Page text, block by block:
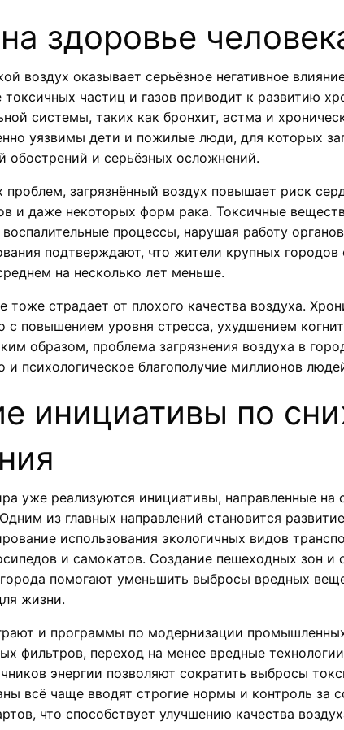
здоровье
воздух оказывает серьёзное негативное
частиц и газов приводит к развитию
системы, таких как бронхит, астма и
уязвимы дети и пожилые люди, для которых
обострений и серьёзных осложнений.
загрязнённый воздух повышает риск
и даже некоторых форм рака. Токсичные
процессы, нарушая работу
подтверждают, что жители крупных
на несколько лет меньше.
тоже страдает от плохого качества воздуха.
с повышением уровня стресса, ухудшением
образом, проблема загрязнения воздуха в
и психологическое благополучие миллионов
инициативы по
уже реализуются инициативы, направленные на
из главных направлений становится
использования экологичных видов
и самокатов. Создание пешеходных зон и
помогают уменьшить выбросы вредных
жизни.
и программы по модернизации
фильтров, переход на менее вредные
энергии позволяют сократить выбросы
всё чаще вводят строгие нормы и контроль за
что способствует улучшению качества